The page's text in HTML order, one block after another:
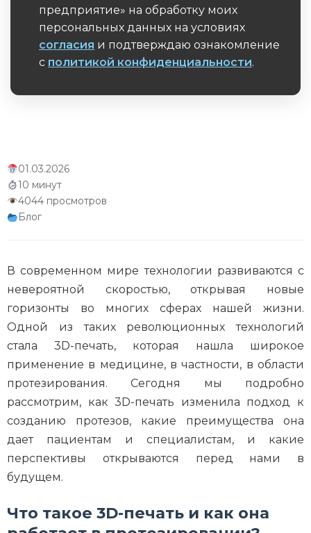
предприятие» на обработку моих
персональных данных на условиях
согласия и подтверждаю ознакомление
с политикой конфиденциальности.
01.03.2026
10 минут
4044 просмотров
Блог
В современном мире технологии развиваются с
невероятной скоростью, открывая новые
горизонты во многих сферах нашей жизни.
Одной из таких революционных технологий
стала 3D-печать, которая нашла широкое
применение в медицине, в частности, в области
протезирования. Сегодня мы подробно
рассмотрим, как 3D-печать изменила подход к
созданию протезов, какие преимущества она
дает пациентам и специалистам, и какие
перспективы открываются перед нами в
будущем.
Что такое 3D-печать и как она